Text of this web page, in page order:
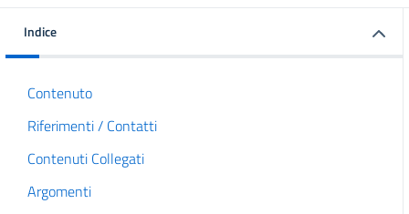
Indice
Contenuto
Riferimenti / Contatti
Contenuti Collegati
Argomenti